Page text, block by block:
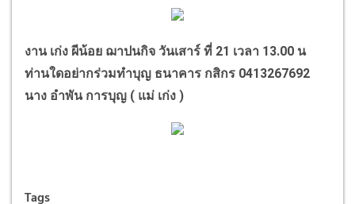
งาน เก่ง ผีน้อย ฌาปนกิจ วันเสาร์ ที่ 21 เวลา 13.00 น
ท่านใดอย่ากร่วมทำบุญ ธนาคาร กสิกร 0413267692
นาง อำพัน การบุญ ( แม่ เก่ง )
Tags